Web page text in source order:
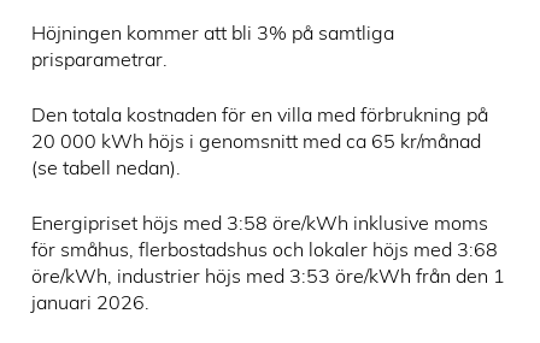
Höjningen kommer att bli 3% på samtliga
prisparametrar.
Den totala kostnaden för en villa med förbrukning på
20 000 kWh höjs i genomsnitt med ca 65 kr/månad
(se tabell nedan).
Energipriset höjs med 3:58 öre/kWh inklusive moms
för småhus, flerbostadshus och lokaler höjs med 3:68
öre/kWh, industrier höjs med 3:53 öre/kWh från den 1
januari 2026.